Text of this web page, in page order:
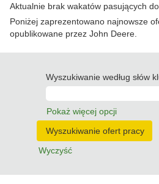
Aktualnie brak wakatów pasujących
Poniżej zaprezentowano najnowsze
opublikowane przez John Deere.
Wyszukiwanie według słów
Pokaż więcej opcji
Wyczyść